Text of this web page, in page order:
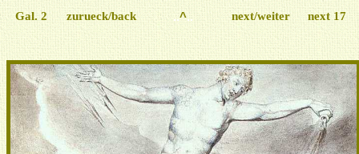
Gal. 2 zurueck/back ..^.. next/weiter next 17